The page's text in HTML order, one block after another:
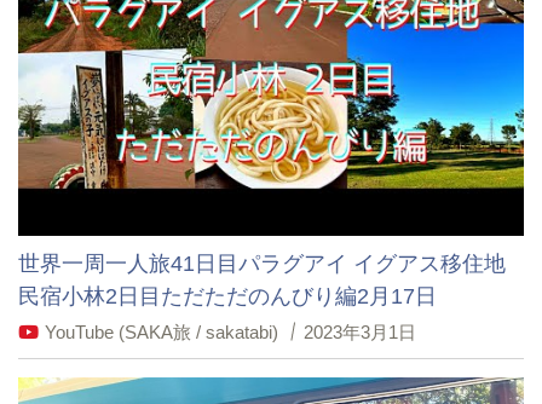
世界一周一人旅41日目パラグアイ イグアス移住地
民宿小林2日目ただただのんびり編2月17日
YouTube (SAKA旅 / sakatabi) 2023年3月1日